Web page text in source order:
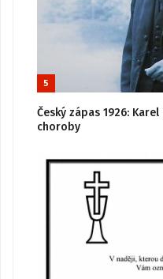
5
Český zápas 1926:
choroby